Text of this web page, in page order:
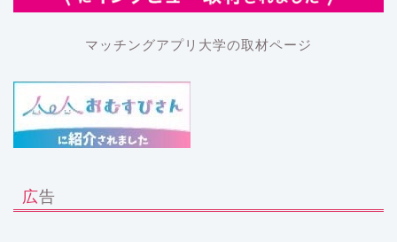
マッチングアプリ大学の取材ページ
広告